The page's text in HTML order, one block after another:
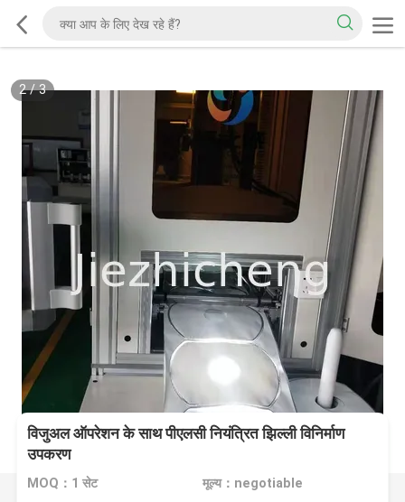
2/3
विजुअल ऑपरेशन के साथ पीएलसी नियंत्रित झिल्ली विनिर्माण
उपकरण
MOQ：1 सेट मूल्य：negotiable